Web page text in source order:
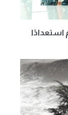
استعدادًا